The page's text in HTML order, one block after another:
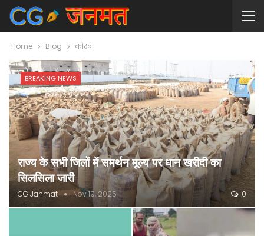
Home Blog कोरबा
BREAKING NEWS
राज्य के सभी जिलों में समर्थन मूल्य पर धान खरीदी का
सिलसिला जारी
CG Janmat Nov 19, 2025 0